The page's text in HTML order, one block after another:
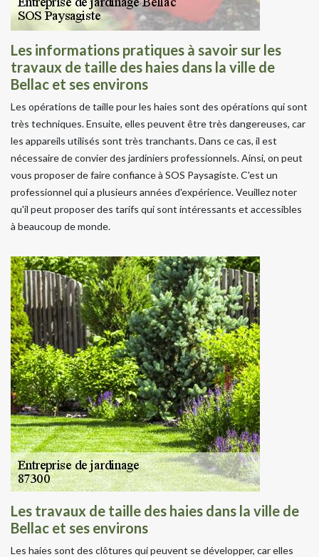
Les informations pratiques à savoir sur les
travaux de taille des haies dans la ville de
Bellac et ses environs
Les opérations de taille pour les haies sont des opérations qui sont
très techniques. Ensuite, elles peuvent être très dangereuses, car
les appareils utilisés sont très tranchants. Dans ce cas, il est
nécessaire de convier des jardiniers professionnels. Ainsi, on peut
vous proposer de faire confiance à SOS Paysagiste. C'est un
professionnel qui a plusieurs années d'expérience. Veuillez noter
qu'il peut proposer des tarifs qui sont intéressants et accessibles
à beaucoup de monde.
Les travaux de taille des haies dans la ville de
Bellac et ses environs
Les haies sont des clôtures qui peuvent se développer, car elles